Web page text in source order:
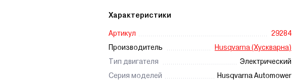
Характеристики
Артикул
29284
Производитель
Husqvarna (Хускварна)
Тип двигателя
Электрический
Серия моделей
Husqvarna Automower